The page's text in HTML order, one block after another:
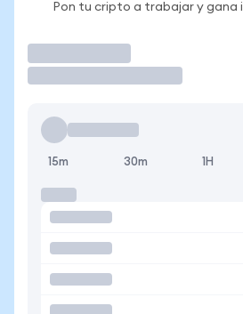
Pon tu cripto a trabajar y gana
15m 30m 1H